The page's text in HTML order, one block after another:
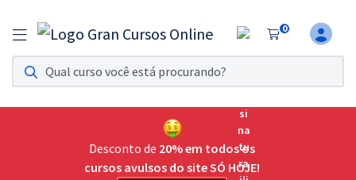
0
Assinatura Ilimitada 11
Acesso a todos os cursos. Teste grátis por 7 dias!
Assinatura OAB Até Passar
Acesso ilimitado a toda preparação para o Exame da
Desconto de 20% em todos os
cursos avulsos do site SÓ HOJE!